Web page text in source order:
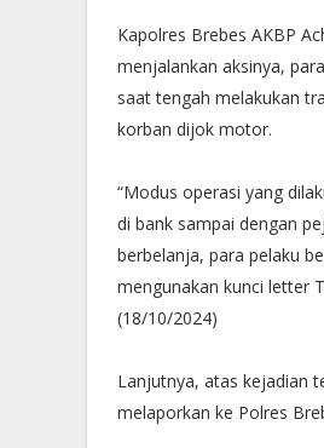
Kapolres Brebes AKBP
menjalankan aksinya,
saat tengah melakukan
korban dijok motor.
“Modus operasi yang
di bank sampai dengan
berbelanja, para pelaku
mengunakan kunci letter
(18/10/2024)
Lanjutnya, atas kejadian
melaporkan ke Polres